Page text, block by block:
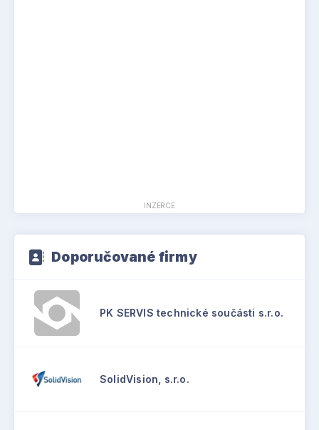
INZERCE
Doporučované firmy
PK SERVIS technické součásti s.r.o.
SolidVision, s.r.o.